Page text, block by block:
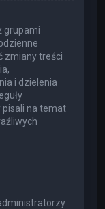
grupami
zmiany treści
i dzielenia
pisali na temat